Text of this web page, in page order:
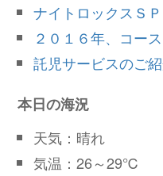
ナイトロックスＳ
２０１６年、コー
託児サービスのご紹
本日の海況
天気：晴れ
気温：26～29℃